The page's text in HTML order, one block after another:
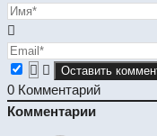
0 Комментарий
Комментарии